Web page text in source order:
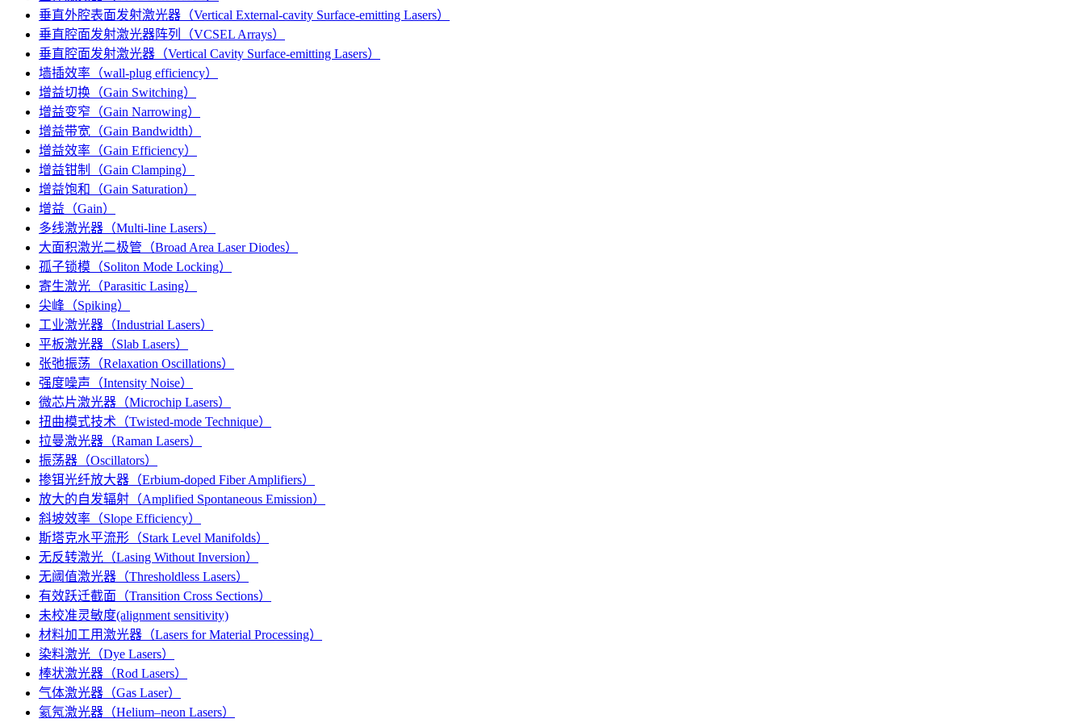
垂直外腔表面发射激光器（Vertical External-cavity Surface-emitting Lasers）
垂直腔面发射激光器阵列（VCSEL Arrays）
垂直腔面发射激光器（Vertical Cavity Surface-emitting Lasers）
墙插效率（wall-plug efficiency）
增益切换（Gain Switching）
增益变窄（Gain Narrowing）
增益带宽（Gain Bandwidth）
增益效率（Gain Efficiency）
增益钳制（Gain Clamping）
增益饱和（Gain Saturation）
增益（Gain）
多线激光器（Multi-line Lasers）
大面积激光二极管（Broad Area Laser Diodes）
孤子锁模（Soliton Mode Locking）
寄生激光（Parasitic Lasing）
尖峰（Spiking）
工业激光器（Industrial Lasers）
平板激光器（Slab Lasers）
张弛振荡（Relaxation Oscillations）
强度噪声（Intensity Noise）
微芯片激光器（Microchip Lasers）
扭曲模式技术（Twisted-mode Technique）
拉曼激光器（Raman Lasers）
振荡器（Oscillators）
掺铒光纤放大器（Erbium-doped Fiber Amplifiers）
放大的自发辐射（Amplified Spontaneous Emission）
斜坡效率（Slope Efficiency）
斯塔克水平流形（Stark Level Manifolds）
无反转激光（Lasing Without Inversion）
无阈值激光器（Thresholdless Lasers）
有效跃迁截面（Transition Cross Sections）
未校准灵敏度(alignment sensitivity)
材料加工用激光器（Lasers for Material Processing）
染料激光（Dye Lasers）
棒状激光器（Rod Lasers）
气体激光器（Gas Laser）
氦氖激光器（Helium–neon Lasers）